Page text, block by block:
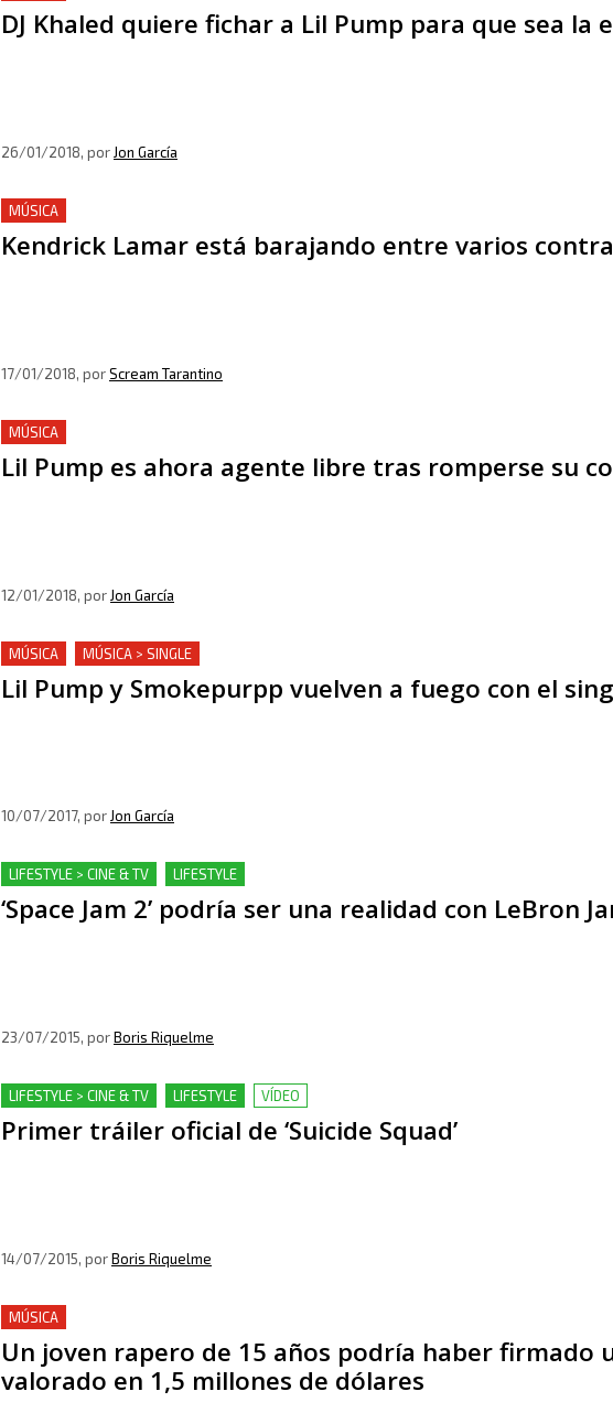
DJ Khaled quiere fichar a Lil Pump para que sea la
26/01/2018, por Jon García
MÚSICA
Kendrick Lamar está barajando entre varios
17/01/2018, porScream Tarantino
MÚSICA
Lil Pump es ahora agente libre tras romperse su
12/01/2018, por Jon García
MÚSICA MÚSICA > SINGLE
Lil Pump y Smokepurpp vuelven a fuego con el
10/07/2017, porJon García
LIFESTYLE > CINE & TV LIFESTYLE
‘Space Jam 2’ podría ser una realidad con LeBron
23/07/2015, porBoris Riquelme
LIFESTYLE > CINE & TV LIFESTYLE VÍDEO
Primer tráiler oficial de ‘Suicide Squad’
14/07/2015, porBoris Riquelme
MÚSICA
Un joven rapero de 15 años podría haber firmado
valorado en 1,5 millones de dólares